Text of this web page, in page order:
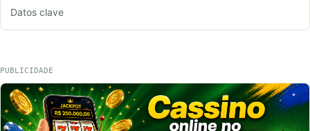
Datos clave
PUBLICIDADE